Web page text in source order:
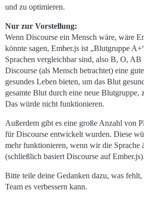
und zu optimieren.
Nur zur Vorstellung:
Wenn Discourse ein Mensch wäre, wäre
könnte sagen, Ember.js ist „Blutgruppe
Sprachen vergleichbar sind, also B, O,
Discourse (als Mensch betrachtet) eine
gesundes Leben bieten, um das Blut
gesamte Blut durch eine neue Blutgruppe,
Das würde nicht funktionieren.
Außerdem gibt es eine große Anzahl von
für Discourse entwickelt wurden. Diese
mehr funktionieren, wenn wir die Sprache
(schließlich basiert Discourse auf Ember.js).
Bitte teile deine Gedanken dazu, was
Team es verbessern kann.